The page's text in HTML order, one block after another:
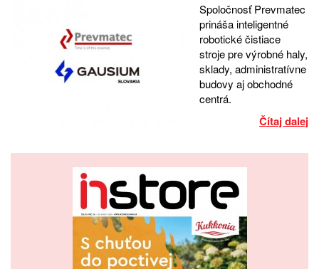
Spoločnosť Prevmatec
prináša inteligentné
robotické čistiace
stroje pre výrobné haly,
sklady, administratívne
budovy aj obchodné
centrá.
Čítaj dalej